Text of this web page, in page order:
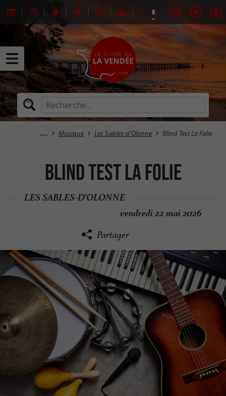
Musique Les Sables-d'Olonne Blind Test La Folie
Blind Test La Folie
LES SABLES-D'OLONNE
vendredi 22 mai 2026
Partager